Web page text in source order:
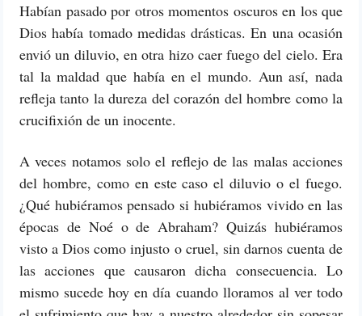
Habían pasado por otros momentos oscuros en los que
Dios había tomado medidas drásticas. En una ocasión
envió un diluvio, en otra hizo caer fuego del cielo. Era
tal la maldad que había en el mundo. Aun así, nada
refleja tanto la dureza del corazón del hombre como la
crucifixión de un inocente.
A veces notamos solo el reflejo de las malas acciones
del hombre, como en este caso el diluvio o el fuego.
¿Qué hubiéramos pensado si hubiéramos vivido en las
épocas de Noé o de Abraham? Quizás hubiéramos
visto a Dios como injusto o cruel, sin darnos cuenta de
las acciones que causaron dicha consecuencia. Lo
mismo sucede hoy en día cuando lloramos al ver todo